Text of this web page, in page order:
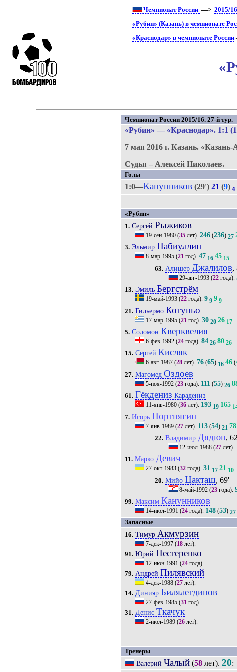
Чемпионат России —>2015/16
«Рубин» (Казань) в чемпионате
«Краснодар» в чемпионате России
Чемпионат России 2015/16. 27-й тур.
«Рубин» — «Краснодар». 1:1
7 мая 2016 г.Казань. «Казань-
Судья – Алексей Николаев.
Голы
1:0—Канунников (29')21 (9) 4
«Рубин»
1. Сергей Рыжиков
19-сен-1980 (35 лет).246 (236) 27
3. ЭльмирНабиуллин
8-мар-1995 (21 год).47 16 45 15
63. Алишер Джалилов,
29-авг-1993(22года).
13. Эмиль Бергстрём
19-май-1993 (22 года).9 9 9 9
21. Гильермо Котуньо
17-мар-1995 (21 год).30 20 26 17
5. Соломон Кверквелия
6-фев-1992 (24 года).84 26 80 26
15. СергейКисляк
6-авг-1987 (28 лет).76 (65) 16 46 (
27. МагомедОздоев
5-ноя-1992 (23 года). 111 (55) 26
61. Гёкдениз Карадениз
11-янв-1980 (36 лет). 193 19 165
7. Игорь Портнягин
7-янв-1989 (27 лет). 113 (54) 21 78
22. Владимир Дядюн,
12-июл-1988(27лет).
11. МаркоДевич
27-окт-1983 (32 года).31 17 21 10
20. Мийо Цакташ, 69'
8-май-1992(23года).
99. Максим Канунников
14-июл-1991 (24 года). 148 (53) 27
Запасные
16. Тимур Акмурзин
7-дек-1997 (18 лет).
91. Юрий Нестеренко
12-июн-1991 (24 года).
79. Андрей Пилявский
4-дек-1988 (27 лет).
14. Динияр Билялетдинов
27-фев-1985 (31 год).
31. ДенисТкачук
2-июл-1989 (26 лет).
Тренеры
Валерий Чалый (58 лет).20: